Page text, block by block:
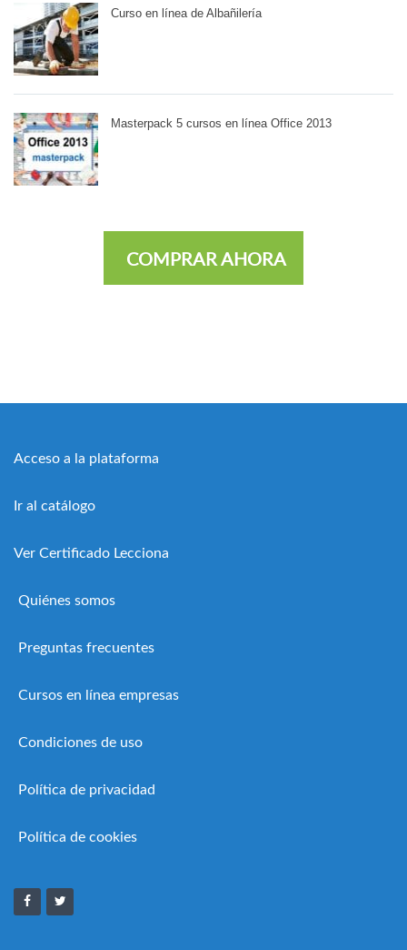
Curso en línea de Albañilería
Masterpack 5 cursos en línea Office 2013
COMPRAR AHORA
Acceso a la plataforma
Ir al catálogo
Ver Certificado Lecciona
Quiénes somos
Preguntas frecuentes
Cursos en línea empresas
Condiciones de uso
Política de privacidad
Política de cookies